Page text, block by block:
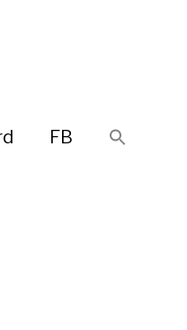
FB